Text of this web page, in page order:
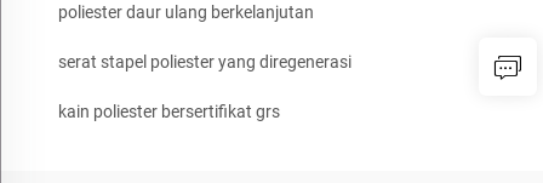
poliester daur ulang berkelanjutan
serat stapel poliester yang diregenerasi
kain poliester bersertifikat grs